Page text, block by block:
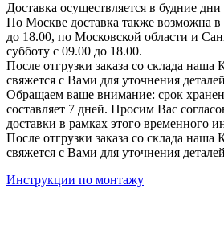
Доставка осуществляется в будние дни
По Москве доставка также возможна
до 18.00, по Московской области и
субботу с 09.00 до 18.00.
После отгрузки заказа со склада наша
свяжется с Вами для уточнения
Обращаем ваше внимание: срок
составляет 7 дней. Просим Вас
доставки в рамках этого временного
После отгрузки заказа со склада наша
свяжется с Вами для уточнения
Инструкции по монтажу